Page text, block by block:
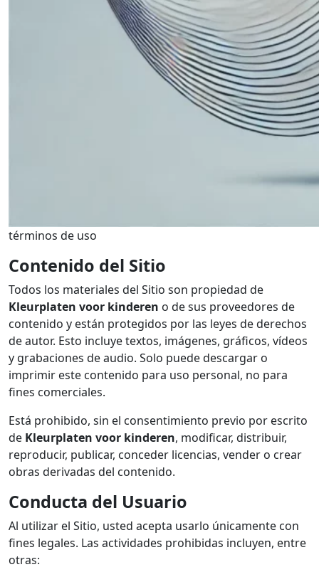
términos de uso
Contenido del Sitio
Todos los materiales del Sitio son propiedad de
Kleurplaten voor kinderen o de sus proveedores de
contenido y están protegidos por las leyes de derechos
de autor. Esto incluye textos, imágenes, gráficos, vídeos
y grabaciones de audio. Solo puede descargar o
imprimir este contenido para uso personal, no para
fines comerciales.
Está prohibido, sin el consentimiento previo por escrito
de Kleurplaten voor kinderen, modificar, distribuir,
reproducir, publicar, conceder licencias, vender o crear
obras derivadas del contenido.
Conducta del Usuario
Al utilizar el Sitio, usted acepta usarlo únicamente con
fines legales. Las actividades prohibidas incluyen, entre
otras: